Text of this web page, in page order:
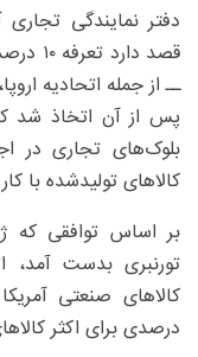
دفتر نمایندگی تجاری
قصد
ــ از جمله اتحادیه
پس از آن اتخاذ شد
بلوک‌های تجاری در
کالاهای تولیدشده با
بر اساس توافقی که
تورنبری بدست آمد،
درصدی برای اکثر